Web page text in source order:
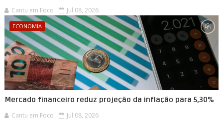
Cantu em Foco Jul 08, 2026
ECONOMIA
Mercado financeiro reduz projeção da inflação para 5,30%
Cantu em Foco Jul 08, 2026